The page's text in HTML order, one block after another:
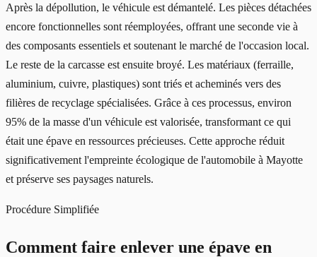
Après la dépollution, le véhicule est démantelé. Les pièces détachées
encore fonctionnelles sont réemployées, offrant une seconde vie à
des composants essentiels et soutenant le marché de l'occasion local.
Le reste de la carcasse est ensuite broyé. Les matériaux (ferraille,
aluminium, cuivre, plastiques) sont triés et acheminés vers des
filières de recyclage spécialisées. Grâce à ces processus, environ
95% de la masse d'un véhicule est valorisée, transformant ce qui
était une épave en ressources précieuses. Cette approche réduit
significativement l'empreinte écologique de l'automobile à Mayotte
et préserve ses paysages naturels.
Procédure Simplifiée
Comment faire enlever une épave en